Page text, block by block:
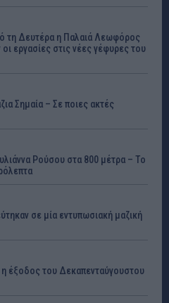
τη Δευτέρα η Παλαιά Λεωφόρος
εργασίες στις νέες γέφυρες του
Σημαία – Σε ποιες ακτές
Ρούσου στα 800 μέτρα – Το
σε μία εντυπωσιακή μαζική
έξοδος του Δεκαπενταύγουστου